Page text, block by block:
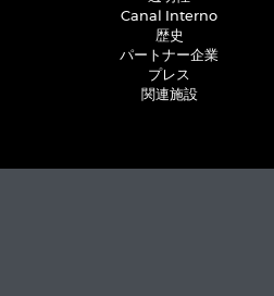
Canal Interno
歴史
パートナー企業
プレス
関連施設